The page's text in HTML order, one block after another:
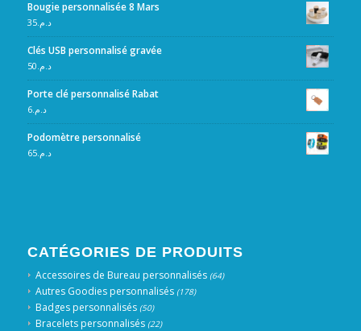
Bougie personnalisée 8 Mars
د.م.35
Clés USB personnalisé gravée
د.م. 50
Porte clé personnalisé Rabat
د.م.6
Podomètre personnalisé
د.م.65
CATÉGORIES DE PRODUITS
Accessoires de Bureau personnalisés (64)
Autres Goodies personnalisés (178)
Badges personnalisés (50)
Bracelets personnalisés (22)